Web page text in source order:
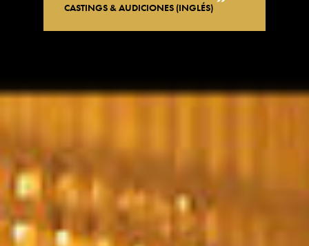
CASTINGS & AUDICIONES (INGLÉS)